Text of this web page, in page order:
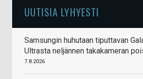
UUTISIA LYHYESTI
Samsungin huhutaan tiputtavan
Ultrasta neljännen takakameran
7.8.2026